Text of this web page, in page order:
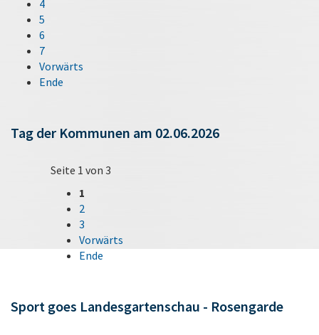
4
5
6
7
Vorwärts
Ende
Tag der Kommunen am 02.06.2026
Seite 1 von 3
1
2
3
Vorwärts
Ende
Sport goes Landesgartenschau - Rosengarde